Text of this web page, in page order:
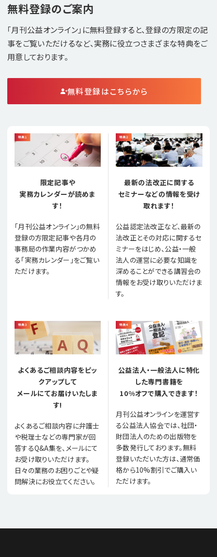
無料登録のご案内
「月刊公益オンライン」に無料登録すると、登録の方限定の記
事をご覧いただけるなど、実務に役立つさまざまな特典をご
用意しております。
無料登録はこちらから
限定記事や
実務カレンダーが読めま
す！
「月刊公益オンライン」の無料
登録の方限定記事や各月の
事務局の作業内容がつかめ
る「実務カレンダー」をご覧い
ただけます。
最新の法改正に関する
セミナーなどの情報を受け
取れます！
公益認定法改正など、最新の
法改正とその対応に関するセ
ミナーをはじめ、公益・一般
法人の運営に必要な知識を
深めることができる講習会の
情報をお受け取りいただけま
す。
よくあるご相談内容をピッ
クアップして
メールにてお届けいたしま
す!
よくあるご相談内容に弁護士
や税理士などの専門家が回
答するQ&A集を、メールにて
お受け取りいただけます。
日々の業務のお困りごとや疑
問解決にお役立てください。
公益法人・一般法人に特化
した専門書籍を
10%オフで購入できます！
月刊公益オンラインを運営す
る公益法人協会では、社団・
財団法人のための出版物を
多数発行しております。無料
登録いただいた方は、通常価
格から10%割引でご購入い
ただけます。